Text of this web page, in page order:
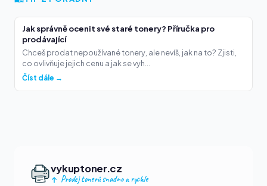
Jak správně ocenit své staré tonery? Příručka pro
prodávající
Chceš prodat nepoužívané tonery, ale nevíš, jak na to? Zjisti,
co ovlivňuje jejich cenu a jak se vyh...
Číst dále →
vykuptoner.cz
Prodej tonerů snadno a rychle